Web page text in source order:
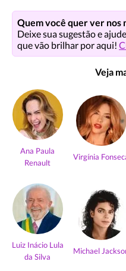
Quem você quer ver nos
Deixe sua sugestão e
que vão brilhar por aqui!
Veja
Ana Paula
Renault
Virgínia
Luiz Inácio Lula
da Silva
Michael